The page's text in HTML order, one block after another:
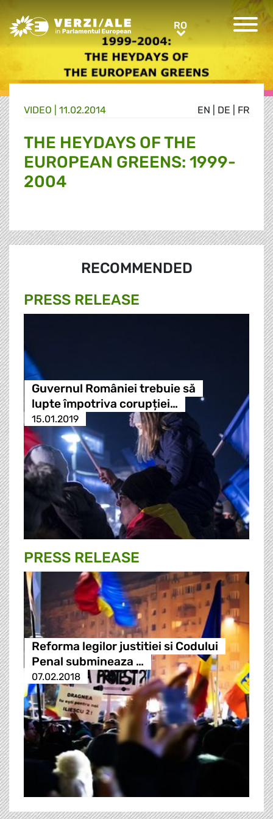
Greens/EFA Home RORO
EN DE FR
VIDEO | 11.02.2014
THE HEYDAYS OF THE
EUROPEAN GREENS: 1999-
2004
RECOMMENDED
PRESS RELEASE
Guvernul României trebuie să
lupte împotriva corupției…
15.01.2019
PRESS RELEASE
Reforma legilor justitiei si Codului
Penal submineaza …
07.02.2018